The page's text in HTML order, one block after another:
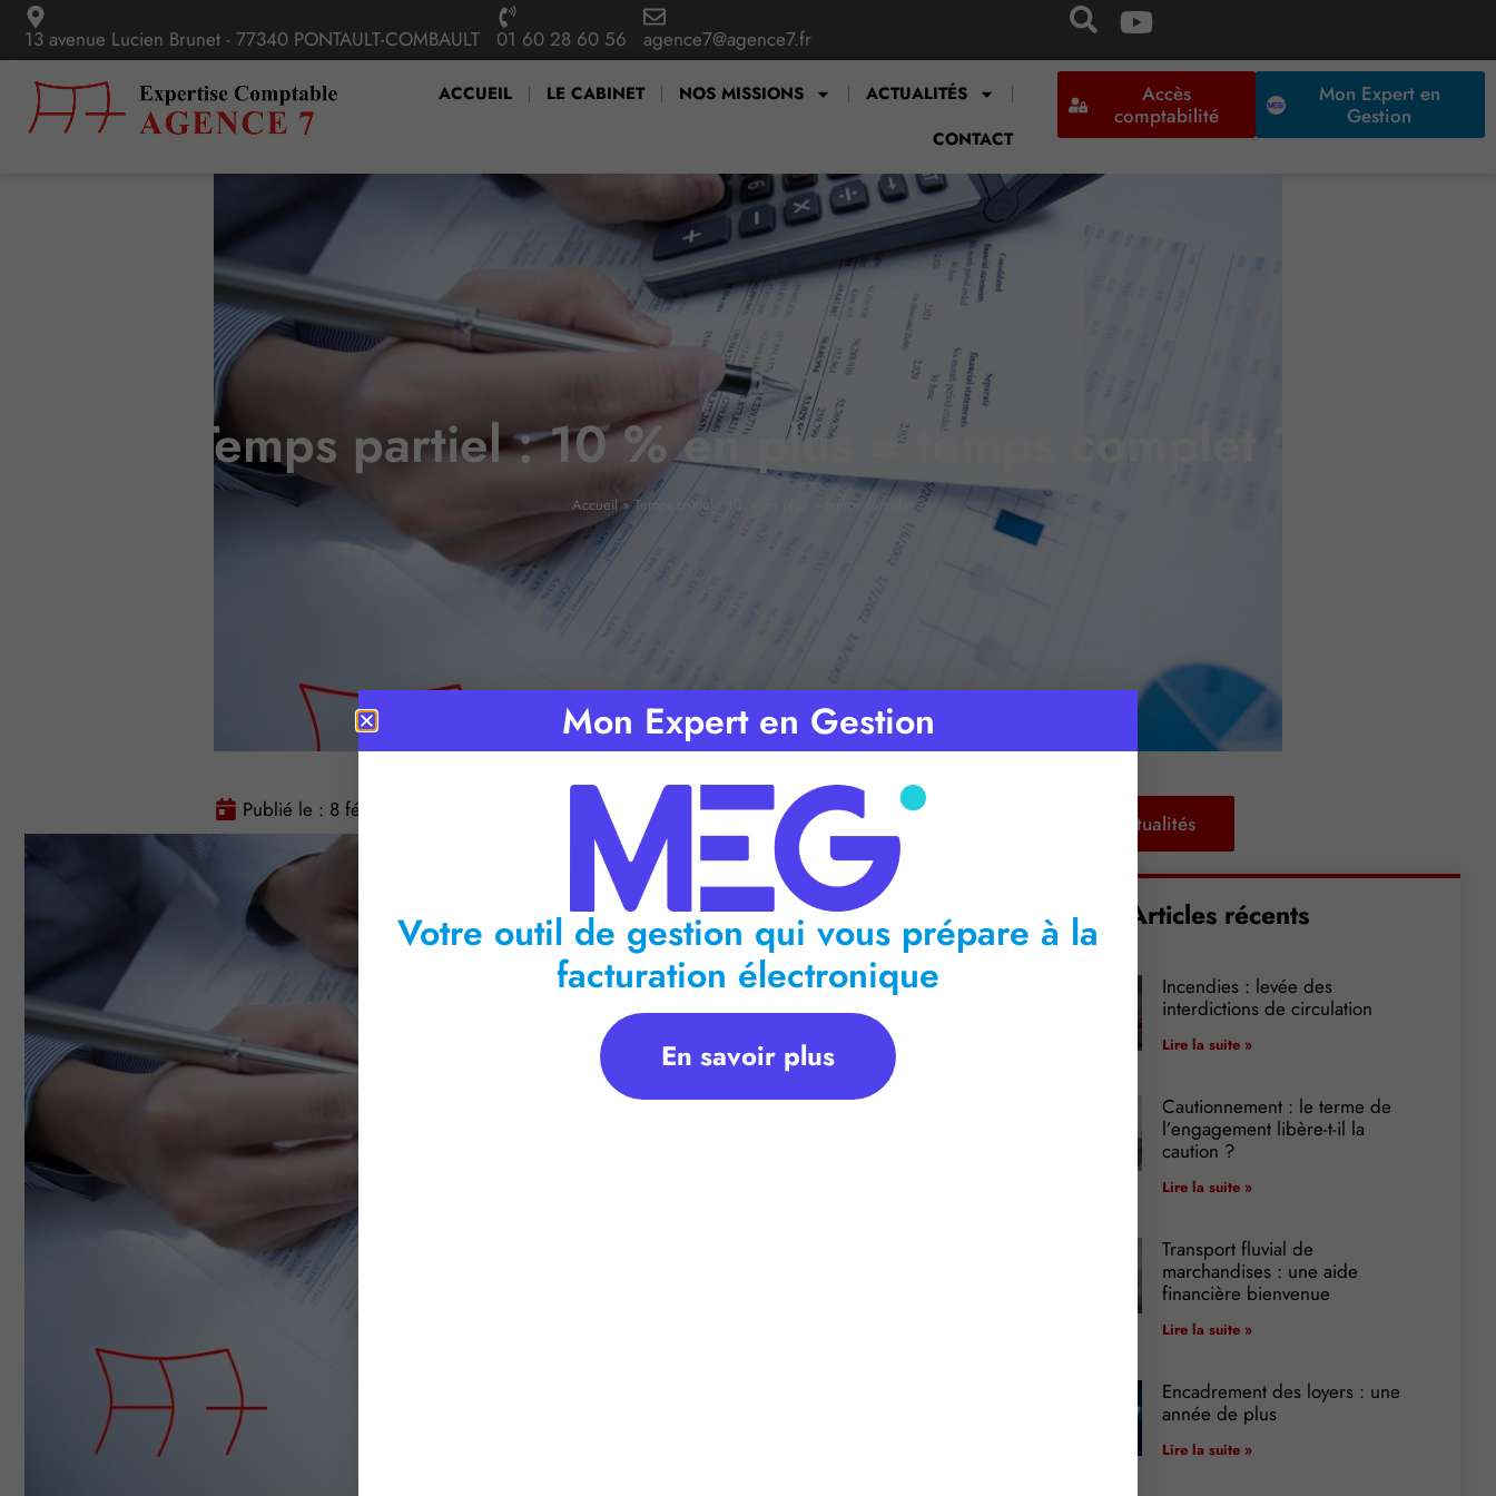
13 avenue Lucien Brunet - 77340 PONTAULT-COMBAULT 01 60 28 60 56 agence7@agence7.fr
ACCUEIL LE CABINET NOS MISSIONS
ACTUALITÉS
CONTACT
Accès
comptabilité
Mon Expert en
Gestion
Temps partiel : 10 % en plus = temps complet ?
Accueil »Temps partiel : 10 % en plus = temps complet ?
Publié le : 8 février 2017 Temps de lecture : minutes
Retour aux actualités
Articles récents
Incendies : levée des
interdictions de circulation
Lire la suite »
Cautionnement : le terme de
l’engagement libère-t-il la
caution ?
Lire la suite »
Transport fluvial de
marchandises : une aide
financière bienvenue
Lire la suite »
Encadrement des loyers : une
année de plus
Lire la suite »
Mon Expert en Gestion
Votre outil de gestion qui vous prépare à la
facturation électronique
En savoir plus